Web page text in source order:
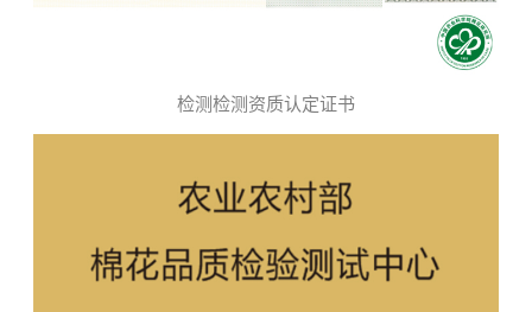
检测检测资质认定证书